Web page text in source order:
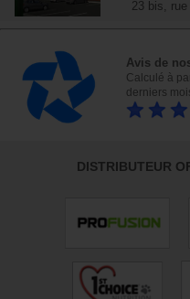
23 bis,
Avis de
Calculé à
derniers
DISTRIBUTEUR